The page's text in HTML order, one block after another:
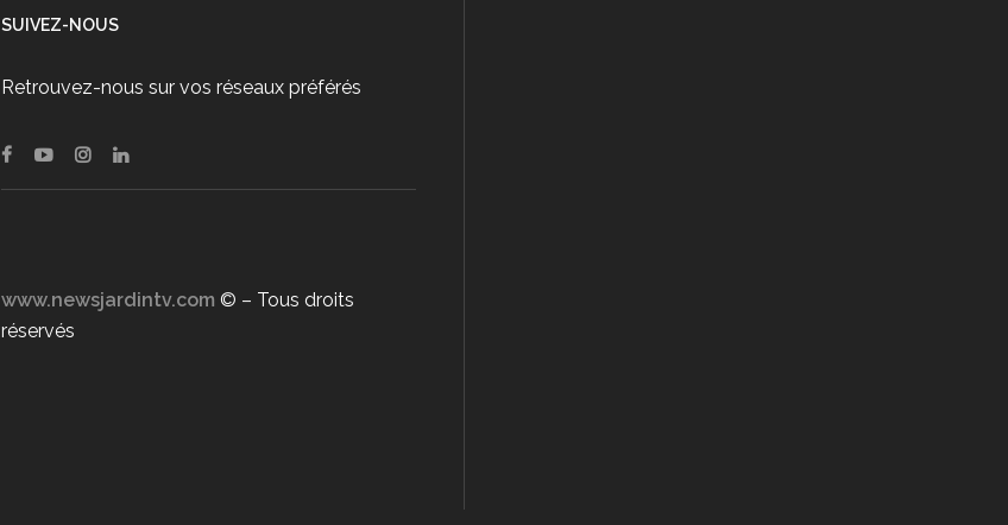
SUIVEZ-NOUS
Retrouvez-nous sur vos réseaux préférés
www.newsjardintv.com © – Tous droits
réservés